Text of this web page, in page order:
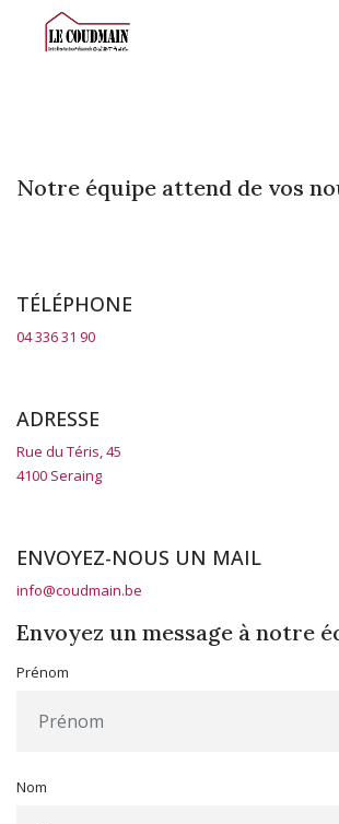
Notre équipe attend de vos
TÉLÉPHONE
04 336 31 90
ADRESSE
Rue du Téris, 45
4100 Seraing
ENVOYEZ-NOUS UN MAIL
info@coudmain.be
Envoyez un message à notre
Prénom
Nom